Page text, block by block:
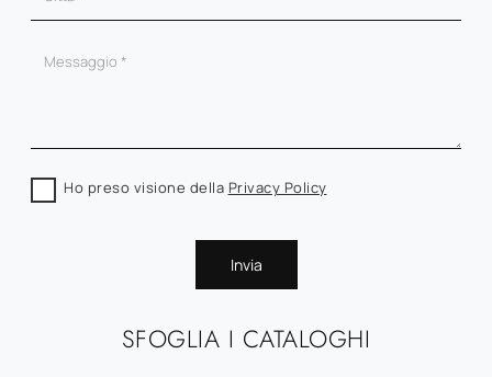
SFOGLIA I CATALOGHI
Ho preso visione della Privacy Policy
Invia